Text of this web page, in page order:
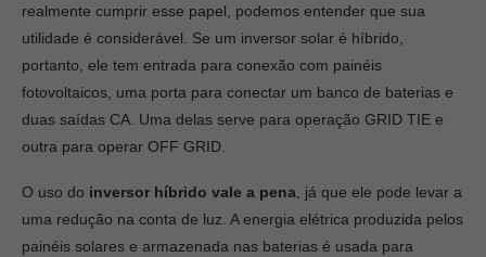
realmente cumprir esse papel, podemos entender que sua
utilidade é considerável. Se um inversor solar é híbrido,
portanto, ele tem entrada para conexão com painéis
fotovoltaicos, uma porta para conectar um banco de baterias e
duas saídas CA. Uma delas serve para operação GRID TIE e
outra para operar OFF GRID.
O uso do inversor híbrido vale a pena, já que ele pode levar a
uma redução na conta de luz. A energia elétrica produzida pelos
painéis solares e armazenada nas baterias é usada para